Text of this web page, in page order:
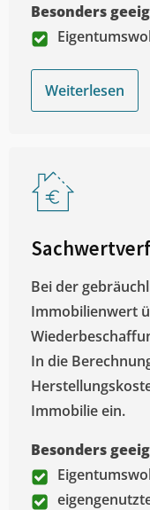
Besonders
Weiterlesen
Bei der
Immobilienwert
In die
Immobilie ein.
Besonders